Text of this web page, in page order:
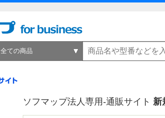
全ての商品
ソフマップ法人専用-通販サイト 新